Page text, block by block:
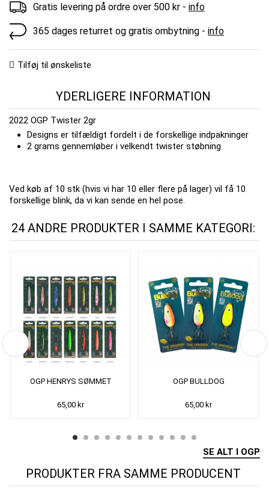
Gratis levering på ordre over 500 kr - info
365 dages returret og gratis ombytning - info
Tilføj til ønskeliste
YDERLIGERE INFORMATION
2022 OGP Twister 2gr
Designs er tilfældigt fordelt i de forskellige indpakninger
2 grams gennemløber i velkendt twister støbning
Ved køb af 10 stk (hvis vi har 10 eller flere på lager) vil få 10
forskellige blink, da vi kan sende en hel pose.
24 ANDRE PRODUKTER I SAMME KATEGORI:
OGP HENRYS SØMMET
65,00 kr
OGP BULLDOG
65,00 kr
SE ALT I OGP
PRODUKTER FRA SAMME PRODUCENT